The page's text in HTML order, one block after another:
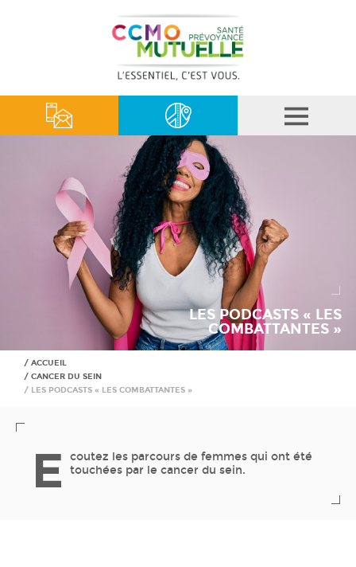
LES PODCASTS « LES
COMBATTANTES »
ACCUEIL
CANCER DU SEIN
LES PODCASTS « LES COMBATTANTES »
E
coutez les parcours de femmes qui ont été
touchées par le cancer du sein.